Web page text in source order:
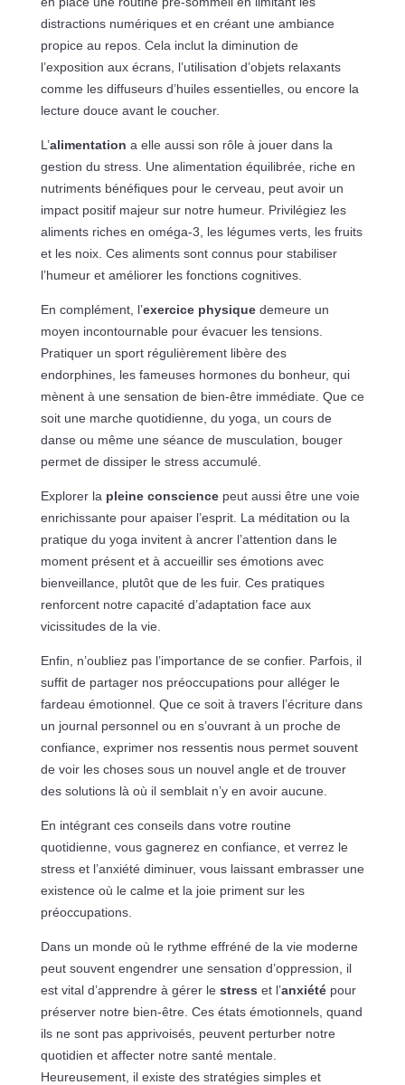
distractions numériques et en créant une ambiance
propice au repos. Cela inclut la diminution de
l’exposition aux écrans, l’utilisation d’objets relaxants
comme les diffuseurs d’huiles essentielles, ou encore la
lecture douce avant le coucher.
L’alimentation a elle aussi son rôle à jouer dans la
gestion du stress. Une alimentation équilibrée, riche en
nutriments bénéfiques pour le cerveau, peut avoir un
impact positif majeur sur notre humeur. Privilégiez les
aliments riches en oméga-3, les légumes verts, les fruits
et les noix. Ces aliments sont connus pour stabiliser
l’humeur et améliorer les fonctions cognitives.
En complément, l’exercice physiquedemeure un
moyen incontournable pour évacuer les tensions.
Pratiquer un sport régulièrement libère des
endorphines, les fameuses hormones du bonheur, qui
mènent à une sensation de bien-être immédiate. Que ce
soit une marche quotidienne, du yoga, un cours de
danse ou même une séance de musculation, bouger
permet de dissiper le stress accumulé.
Explorer la pleine consciencepeut aussi être une voie
enrichissante pour apaiser l’esprit. La méditation ou la
pratique du yoga invitent à ancrer l’attention dans le
moment présent et à accueillir ses émotions avec
bienveillance, plutôt que de les fuir. Ces pratiques
renforcent notre capacité d’adaptation face aux
vicissitudes de la vie.
Enfin, n’oubliez pas l’importance de se confier. Parfois, il
suffit de partager nos préoccupations pour alléger le
fardeau émotionnel. Que ce soit à travers l’écriture dans
un journal personnel ou en s’ouvrant à un proche de
confiance, exprimer nos ressentis nous permet souvent
de voir les choses sous un nouvel angle et de trouver
des solutions là où il semblait n’y en avoir aucune.
En intégrant ces conseils dans votre routine
quotidienne, vous gagnerez en confiance, et verrez le
stress et l’anxiété diminuer, vous laissant embrasser une
existence où le calme et la joie priment sur les
préoccupations.
Dans un monde où le rythme effréné de la vie moderne
peut souvent engendrer une sensation d’oppression, il
est vital d’apprendre à gérer le stress et l’anxiétépour
préserver notre bien-être. Ces états émotionnels, quand
ils ne sont pas apprivoisés, peuvent perturber notre
quotidien et affecter notre santé mentale.
Heureusement, il existe des stratégies simples et